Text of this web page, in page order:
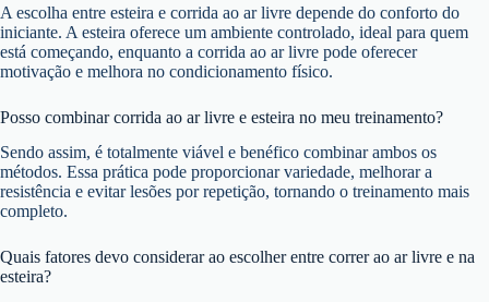
A escolha entre esteira e corrida ao ar livre depende do conforto do
iniciante. A esteira oferece um ambiente controlado, ideal para quem
está começando, enquanto a corrida ao ar livre pode oferecer
motivação e melhora no condicionamento físico.
Posso combinar corrida ao ar livre e esteira no meu treinamento?
Sendo assim, é totalmente viável e benéfico combinar ambos os
métodos. Essa prática pode proporcionar variedade, melhorar a
resistência e evitar lesões por repetição, tornando o treinamento mais
completo.
Quais fatores devo considerar ao escolher entre correr ao ar livre e na
esteira?